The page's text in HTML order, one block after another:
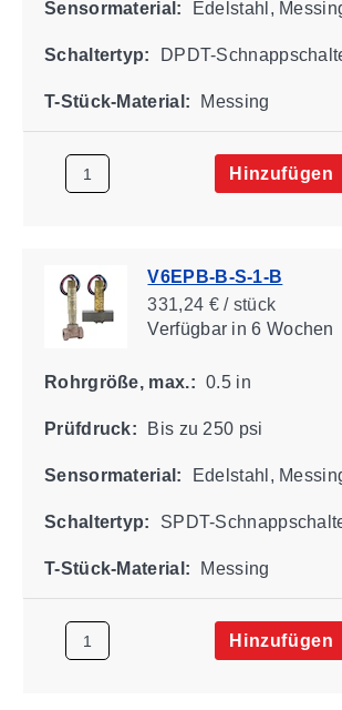
Sensormaterial: Edelstahl,
Schaltertyp: DPDT-
T-Stück-Material: Messing
Hinzufügen
V6EPB-B-S-1-B
331,24 € / stück
Verfügbarin 6 Wochen
Rohrgröße, max.: 0.5 in
Prüfdruck: Bis zu 250 psi
Sensormaterial: Edelstahl,
Schaltertyp: SPDT-
T-Stück-Material: Messing
Hinzufügen